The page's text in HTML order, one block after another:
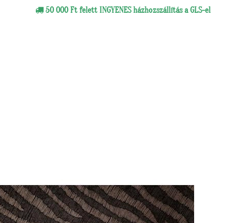
50 000 Ft felett INGYENES házhozszállítás a GLS-el